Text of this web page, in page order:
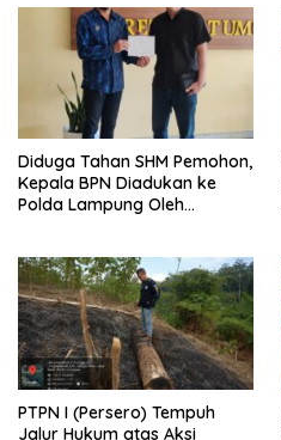
Diduga Tahan SHM Pemohon,
Kepala BPN Diadukan ke
Polda Lampung Oleh
PTPN I (Persero) Tempuh
Jalur Hukum atas Aksi